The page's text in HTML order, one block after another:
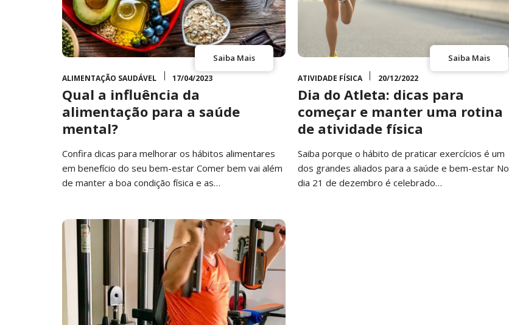
Saiba Mais
ALIMENTAÇÃO SAUDÁVEL 17/04/2023
Qual a influência da
alimentação para a saúde
mental?
Confira dicas para melhorar os hábitos alimentares
em benefício do seu bem-estar Comer bem vai além
de manter a boa condição física e as…
Saiba Mais
ATIVIDADE FÍSICA 20/12/2022
Dia do Atleta: dicas para
começar e manter uma rotina
de atividade física
Saiba porque o hábito de praticar exercícios é um
dos grandes aliados para a saúde e bem-estar No
dia 21 de dezembro é celebrado…